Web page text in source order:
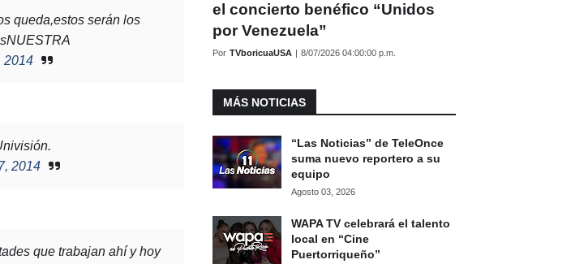
queda,estos serán los
2014
2014
que trabajan ahí y hoy
el concierto benéfico “Unidos
por Venezuela”
Por TVboricuaUSA | 8/07/2026 04:00:00 p.m.
MÁS NOTICIAS
“Las Noticias” de TeleOnce
suma nuevo reportero a su
equipo
Agosto 03, 2026
WAPA TV celebrará el talento
local en “Cine
Puertorriqueño”